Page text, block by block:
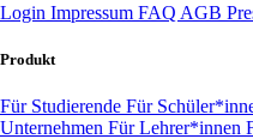
Login Impressum FAQ AGB
Produkt
Für Studierende Für
Unternehmen Für Lehrer*innen